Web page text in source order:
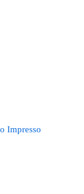
Impresso